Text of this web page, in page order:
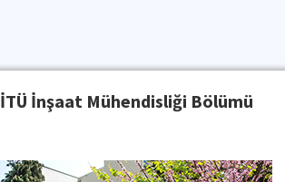
İTÜ İnşaat Mühendisliği Bölümü